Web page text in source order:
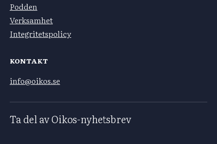
Podden
Verksamhet
Integritetspolicy
KONTAKT
info@oikos.se
Ta del av Oikos-nyhetsbrev